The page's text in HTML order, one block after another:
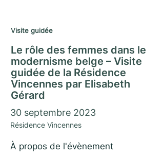
Visite guidée
Le rôle des femmes dans le
modernisme belge – Visite
guidée de la Résidence
Vincennes par Elisabeth
Gérard
30 septembre 2023
Résidence Vincennes
À propos de l'évènement